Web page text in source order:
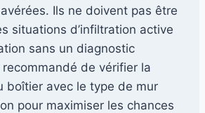
Ils ne doivent pas être
situations d’infiltration active
sans un diagnostic
de vérifier la
boîtier avec le type de mur
pour maximiser les chances